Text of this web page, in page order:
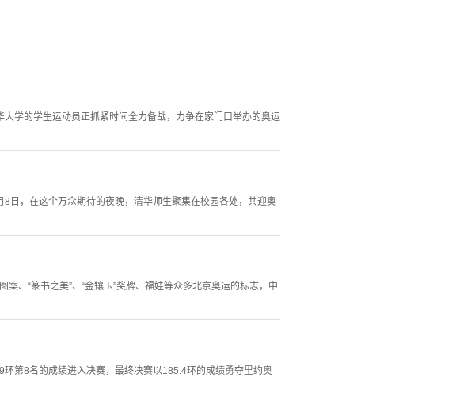
学的学生运动员正抓紧时间全力备战，力争在家门口举办的奥运
，在这个万众期待的夜晚，清华师生聚集在校园各处，共迎奥
、“篆书之美”、“金镶玉”奖牌、福娃等众多北京奥运的标志，中
第8名的成绩进入决赛，最终决赛以185.4环的成绩勇夺里约奥